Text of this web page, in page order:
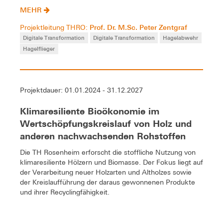
MEHR
Projektleitung THRO: Prof. Dr. M.Sc. Peter Zentgraf
Digitale Transformation Digitale Transformation
Hagelabwehr
Hagelflieger
Projektdauer: 01.01.2024 - 31.12.2027
Klimaresiliente Bioökonomie im
Wertschöpfungskreislauf von Holz und
anderen nachwachsenden Rohstoffen
Die TH Rosenheim erforscht die stoffliche Nutzung von
klimaresiliente Hölzern und Biomasse. Der Fokus liegt auf
der Verarbeitung neuer Holzarten und Altholzes sowie
der Kreislaufführung der daraus gewonnenen Produkte
und ihrer Recyclingfähigkeit.